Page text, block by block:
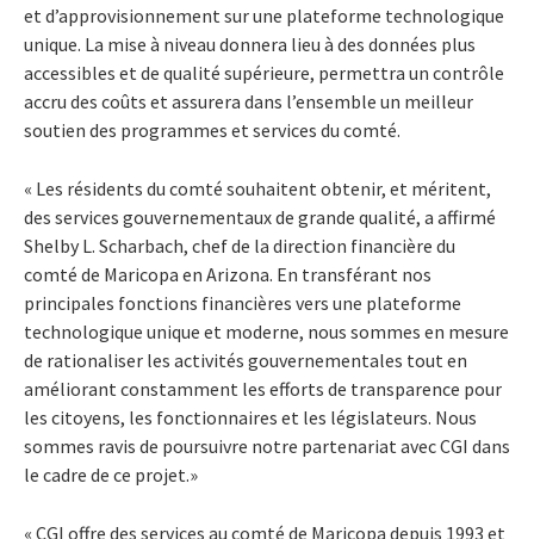
et d’approvisionnement sur une plateforme technologique
unique. La mise à niveau donnera lieu à des données plus
accessibles et de qualité supérieure, permettra un contrôle
accru des coûts et assurera dans l’ensemble un meilleur
soutien des programmes et services du comté.
« Les résidents du comté souhaitent obtenir, et méritent,
des services gouvernementaux de grande qualité, a affirmé
Shelby L. Scharbach, chef de la direction financière du
comté de Maricopa en Arizona. En transférant nos
principales fonctions financières vers une plateforme
technologique unique et moderne, nous sommes en mesure
de rationaliser les activités gouvernementales tout en
améliorant constamment les efforts de transparence pour
les citoyens, les fonctionnaires et les législateurs. Nous
sommes ravis de poursuivre notre partenariat avec CGI dans
le cadre de ce projet.»
« CGI offre des services au comté de Maricopa depuis 1993 et